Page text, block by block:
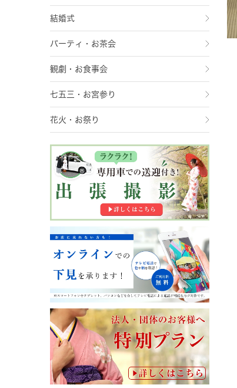
結婚式
パーティ・お茶会
観劇・お食事会
七五三・お宮参り
花火・お祭り